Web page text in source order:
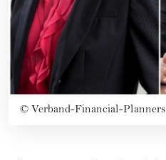
© Verband-Financial-Planners